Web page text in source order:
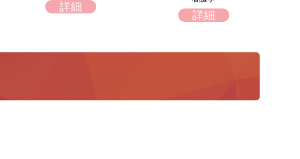
詳細
詳細